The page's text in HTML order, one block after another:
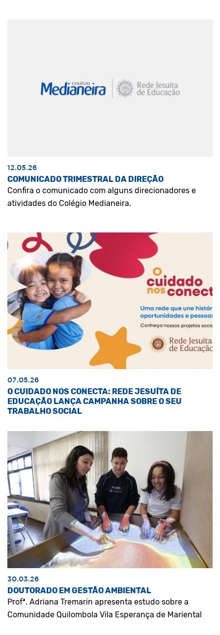
12.05.26
COMUNICADO TRIMESTRAL DA DIREÇÃO
Confira o comunicado com alguns direcionadores e
atividades do Colégio Medianeira.
07.05.26
O CUIDADO NOS CONECTA: REDE JESUÍTA DE
EDUCAÇÃO LANÇA CAMPANHA SOBRE O SEU
TRABALHO SOCIAL
30.03.26
DOUTORADO EM GESTÃO AMBIENTAL
Profª. Adriana Tremarin apresenta estudo sobre a
Comunidade Quilombola Vila Esperança de Mariental